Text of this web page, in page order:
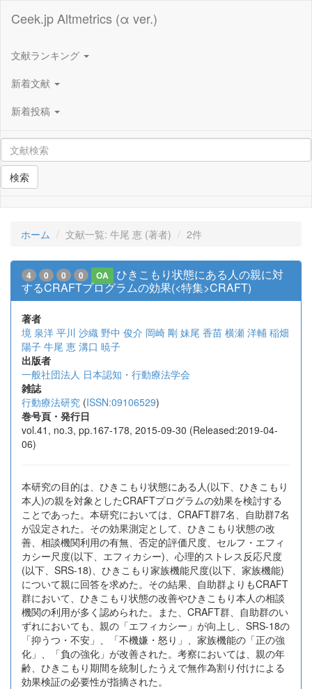
Ceek.jp Altmetrics (α ver.)
文献ランキング
新着文献
新着投稿
検索
ホーム 文献一覧: 牛尾 恵 (著者) 2件
4 0 0 0 OA
ひきこもり状態にある人の親に対
するCRAFTプログラムの効果(<特集>CRAFT)
著者
境 泉洋 平川 沙織 野中 俊介 岡崎 剛 妹尾 香苗 横瀬 洋輔 稲畑
陽子 牛尾 恵 溝口 暁子
出版者
一般社団法人 日本認知・行動療法学会
雑誌
行動療法研究 (ISSN:09106529)
巻号頁・発行日
vol.41, no.3, pp.167-178, 2015-09-30 (Released:2019-04-
06)
本研究の目的は、ひきこもり状態にある人(以下、ひきこもり
本人)の親を対象としたCRAFTプログラムの効果を検討する
ことであった。本研究においては、CRAFT群7名、自助群7名
が設定された。その効果測定として、ひきこもり状態の改
善、相談機関利用の有無、否定的評価尺度、セルフ・エフィ
カシー尺度(以下、エフィカシー)、心理的ストレス反応尺度
(以下、SRS-18)、ひきこもり家族機能尺度(以下、家族機能)
について親に回答を求めた。その結果、自助群よりもCRAFT
群において、ひきこもり状態の改善やひきこもり本人の相談
機関の利用が多く認められた。また、CRAFT群、自助群のい
ずれにおいても、親の「エフィカシー」が向上し、SRS-18の
「抑うつ・不安」、「不機嫌・怒り」、家族機能の「正の強
化」、「負の強化」が改善された。考察においては、親の年
齢、ひきこもり期間を統制したうえで無作為割り付けによる
効果検証の必要性が指摘された。